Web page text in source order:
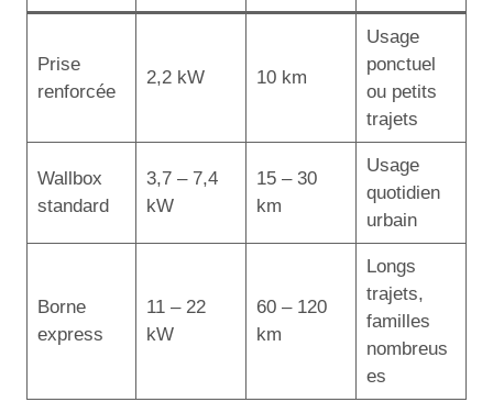
Prise
renforcée
2,2 kW 10 km
Usage
ponctuel
ou petits
trajets
Wallbox
standard
3,7 – 7,4
kW
15 – 30
km
Usage
quotidien
urbain
Borne
express
11 – 22
kW
60 – 120
km
Longs
trajets,
familles
nombreus
es